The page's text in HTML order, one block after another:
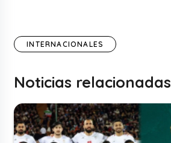
INTERNACIONALES
Noticias relacionadas